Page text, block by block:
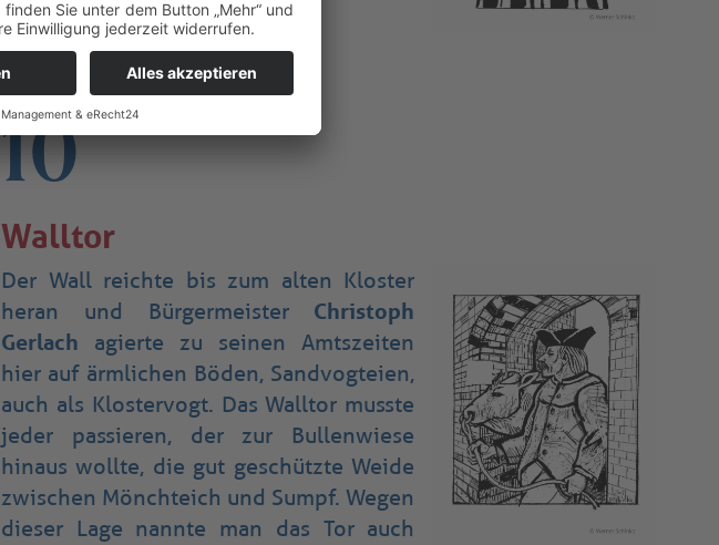
Jugendherberge genutzt.
10
Walltor
Der Wall reichte bis zum alten Kloster
heran und Bürgermeister Christoph
Gerlach agierte zu seinen Amtszeiten
hier auf ärmlichen Böden, Sandvogteien,
auch als Klostervogt. Das Walltor musste
jeder passieren, der zur Bullenwiese
hinaus wollte, die gut geschützte Weide
zwischen Mönchteich und Sumpf. Wegen
dieser Lage nannte man das Tor auch